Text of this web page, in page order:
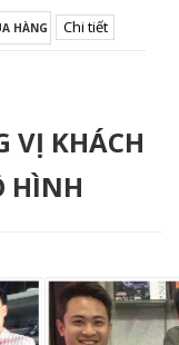
HÀNG Chi tiết
VỊ KHÁCH
HÌNH